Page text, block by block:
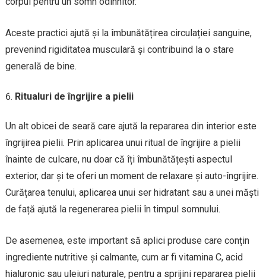
Aceste practici ajută și la îmbunătățirea circulației sanguine,
prevenind rigiditatea musculară și contribuind la o stare
generală de bine.
Ritualuri de îngrijire a pielii
Un alt obicei de seară care ajută la repararea din interior este
îngrijirea pielii. Prin aplicarea unui ritual de îngrijire a pielii
înainte de culcare, nu doar că îți îmbunătățești aspectul
exterior, dar și te oferi un moment de relaxare și auto-îngrijire.
Curățarea tenului, aplicarea unui ser hidratant sau a unei măști
de față ajută la regenerarea pielii în timpul somnului.
De asemenea, este important să aplici produse care conțin
ingrediente nutritive și calmante, cum ar fi vitamina C, acid
hialuronic sau uleiuri naturale, pentru a sprijini repararea pielii